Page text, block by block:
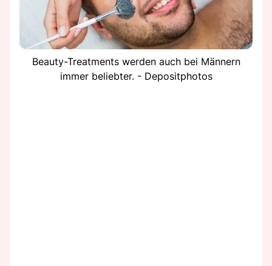
Beauty-Treatments werden auch bei Männern
immer beliebter. - Depositphotos